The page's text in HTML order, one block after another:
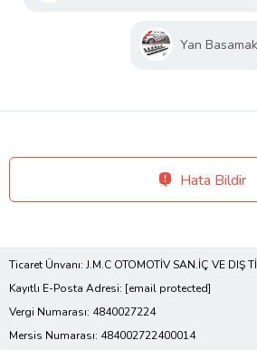
Yan Basamak
Hata Bildir
Ticaret Ünvanı: J.M.C OTOMOTİV SAN.İÇ VE DIŞ
Kayıtlı E-Posta Adresi: [email protected]
Vergi Numarası: 4840027224
Mersis Numarası: 484002722400014